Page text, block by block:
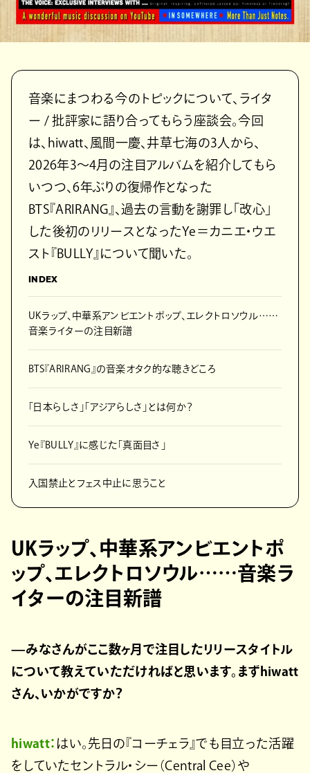
音楽にまつわる今のトピックについて、ライタ
ー / 批評家に語り合ってもらう座談会。今回
は、hiwatt、風間一慶、井草七海の3人から、
2026年3〜4月の注目アルバムを紹介してもら
いつつ、6年ぶりの復帰作となった
BTS『ARIRANG』、過去の言動を謝罪し「改心」
した後初のリリースとなったYe＝カニエ・ウエ
スト『BULLY』について聞いた。
INDEX
UKラップ、中華系アンビエントポップ、エレクトロソウル……
音楽ライターの注目新譜
BTS『ARIRANG』の音楽オタク的な聴きどころ
「日本らしさ」「アジアらしさ」とは何か？
Ye『BULLY』に感じた「真面目さ」
入国禁止とフェス中止に思うこと
UKラップ、中華系アンビエントポ
ップ、エレクトロソウル……音楽ラ
イターの注目新譜
—みなさんがここ数ヶ月で注目したリリースタイトル
について教えていただければと思います。まずhiwatt
さん、いかがですか？
hiwatt： はい。先日の『コーチェラ』でも目立った活躍
をしていたセントラル・シー（Central Cee）や